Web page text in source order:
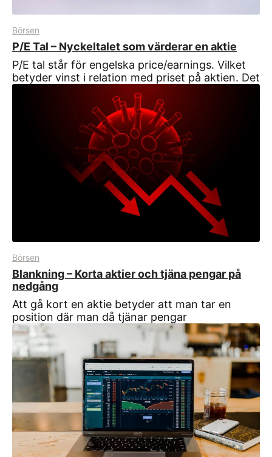
Börsen
P/E Tal – Nyckeltalet som värderar en aktie
P/E tal står för engelska price/earnings. Vilket
betyder vinst i relation med priset på aktien. Det
Börsen
Blankning – Korta aktier och tjäna pengar på
nedgång
Att gå kort en aktie betyder att man tar en
position där man då tjänar pengar